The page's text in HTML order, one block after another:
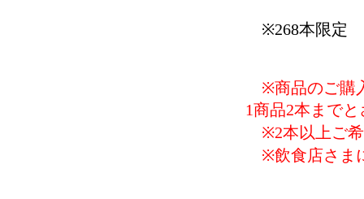
※268本限定
※商品のご購
1商品2本まで
※2本以上ご希
※飲食店さま